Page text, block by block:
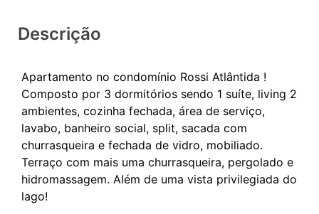
Descrição
Apartamento no condomínio Rossi Atlântida !
Composto por 3 dormitórios sendo 1 suíte, living 2
ambientes, cozinha fechada, área de serviço,
lavabo, banheiro social, split, sacada com
churrasqueira e fechada de vidro, mobiliado.
Terraço com mais uma churrasqueira, pergolado e
hidromassagem. Além de uma vista privilegiada do